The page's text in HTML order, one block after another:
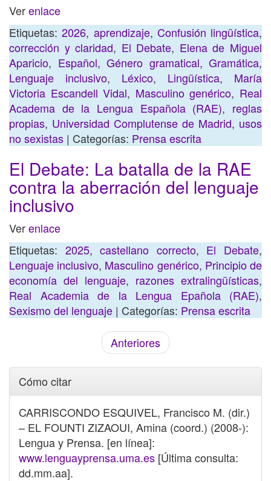
Verenlace
Etiquetas:2026, aprendizaje, Confusión lingüística,
corrección y claridad, El Debate, Elena de Miguel
Aparicio, Español, Género gramatical, Gramática,
Lenguaje inclusivo, Léxico, Lingüística, María
Victoria Escandell Vidal, Masculino genérico, Real
Academa de la Lengua Española (RAE), reglas
propias, Universidad Complutense de Madrid, usos
no sexistas | Categorías: Prensa escrita
El Debate: La batalla de la RAE
contra la aberración del lenguaje
inclusivo
Verenlace
Etiquetas: 2025,castellano correcto, El Debate,
Lenguaje inclusivo, Masculino genérico, Principio de
economía del lenguaje, razones extralingüísticas,
Real Academia de la Lengua Epañola (RAE),
Sexismo del lenguaje | Categorías: Prensa escrita
Anteriores
Cómo citar
CARRISCONDO ESQUIVEL, Francisco M. (dir.)
– EL FOUNTI ZIZAOUI, Amina (coord.) (2008-):
Lengua y Prensa. [en línea]:
www.lenguayprensa.uma.es [Última consulta:
dd.mm.aa].